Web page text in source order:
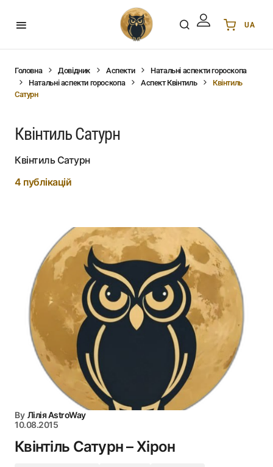
UA
DE Deutsch
Головна Довідник Аспекти
Натальні аспекти гороскопа
Натальні аспекти гороскопа
Аспект Квінтиль
Квінтиль
Сатурн
Квінтиль Сатурн
Квінтиль Сатурн
4 публікацій
By Лілія AstroWay
10.08.2015
Квінтіль Сатурн – Хірон